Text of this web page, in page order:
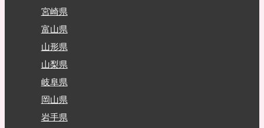
宮崎県
富山県
山形県
山梨県
岐阜県
岡山県
岩手県